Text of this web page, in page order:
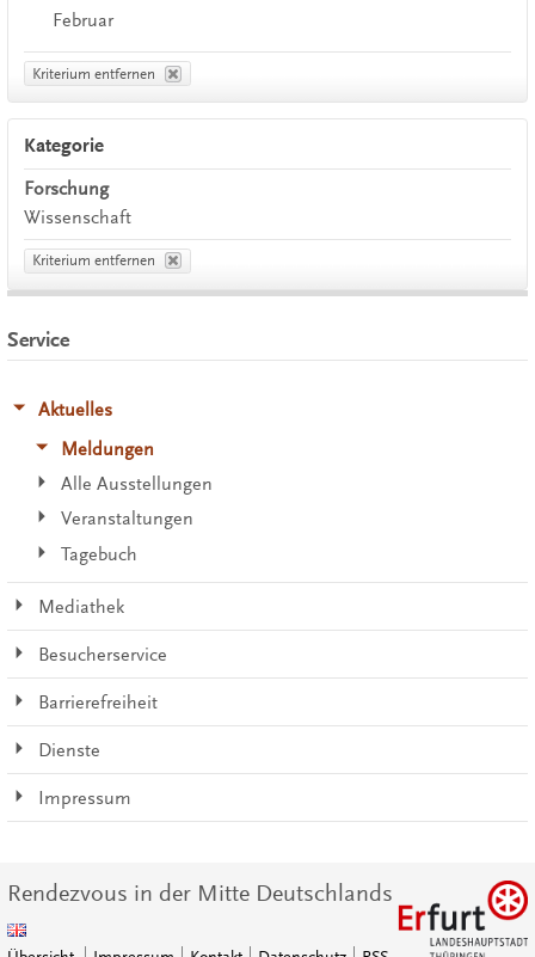
Februar
Kriterium entfernen
Kategorie
Forschung
Wissenschaft
Kriterium entfernen
Service
Aktuelles
Meldungen
Alle Ausstellungen
Veranstaltungen
Tagebuch
Mediathek
Besucherservice
Barrierefreiheit
Dienste
Impressum
Rendezvous in der Mitte Deutschlands